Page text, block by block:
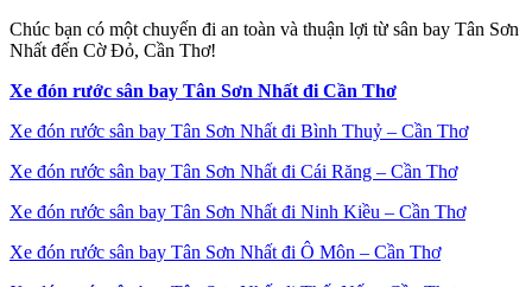
Chúc bạn có một chuyến đi an toàn và thuận lợi từ sân bay Tân Sơn
Nhất đến Cờ Đỏ, Cần Thơ!
Xe đón rước sân bay Tân Sơn Nhất đi Cần Thơ
Xe đón rước sân bay Tân Sơn Nhất đi Bình Thuỷ – Cần Thơ
Xe đón rước sân bay Tân Sơn Nhất đi Cái Răng – Cần Thơ
Xe đón rước sân bay Tân Sơn Nhất đi Ninh Kiều – Cần Thơ
Xe đón rước sân bay Tân Sơn Nhất đi Ô Môn – Cần Thơ